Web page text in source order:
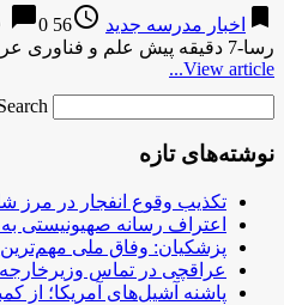
bookmark اخبار مدرسه جدید access_time
56 years ago
chat_bubble0
رسا-7 دقیقه پیش علم و فناوری عرفان دینی
View article...
…
نوشته‌های تازه
تکذیب وقوع انفجار در مرز
اعتراف رسانه صهیونیستی به
پزشکیان: وفاق ملی
عراقچی در تماس وزیرخارجه
پاشنه آشیل‌های آمریکا؛ از